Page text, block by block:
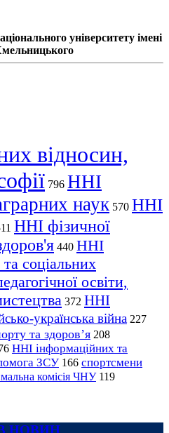
університету імені
відносин,
796 ННІ
наук 570 ННІ
ННІ фізичної
440 ННІ
та соціальних
освіти,
372 ННІ
українська війна 227
та здоров’я 208
ННІ інформаційних та
ЗСУ 166 спортсмени
комісія ЧНУ 119
НОВИН